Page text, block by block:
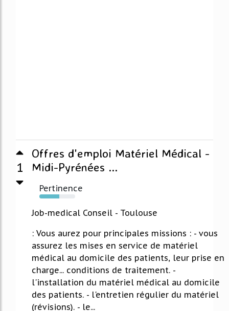
1
Offres d'emploi Matériel Médical -
Midi-Pyrénées ...
Pertinence
55%
Job-medical Conseil - Toulouse
: Vous aurez pour principales missions : - vous
assurez les mises en service de matériel
médical au domicile des patients, leur prise en
charge... conditions de traitement. -
l'installation du matériel médical au domicile
des patients. - l'entretien régulier du matériel
(révisions). - le...